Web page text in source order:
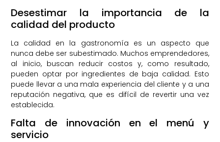
Desestimar la importancia de la
calidad del producto
La calidad en la gastronomía es un aspecto que
nunca debe ser subestimado. Muchos emprendedores,
al inicio, buscan reducir costos y, como resultado,
pueden optar por ingredientes de baja calidad. Esto
puede llevar a una mala experiencia del cliente y a una
reputación negativa, que es difícil de revertir una vez
establecida.
Falta de innovación en el menú y
servicio